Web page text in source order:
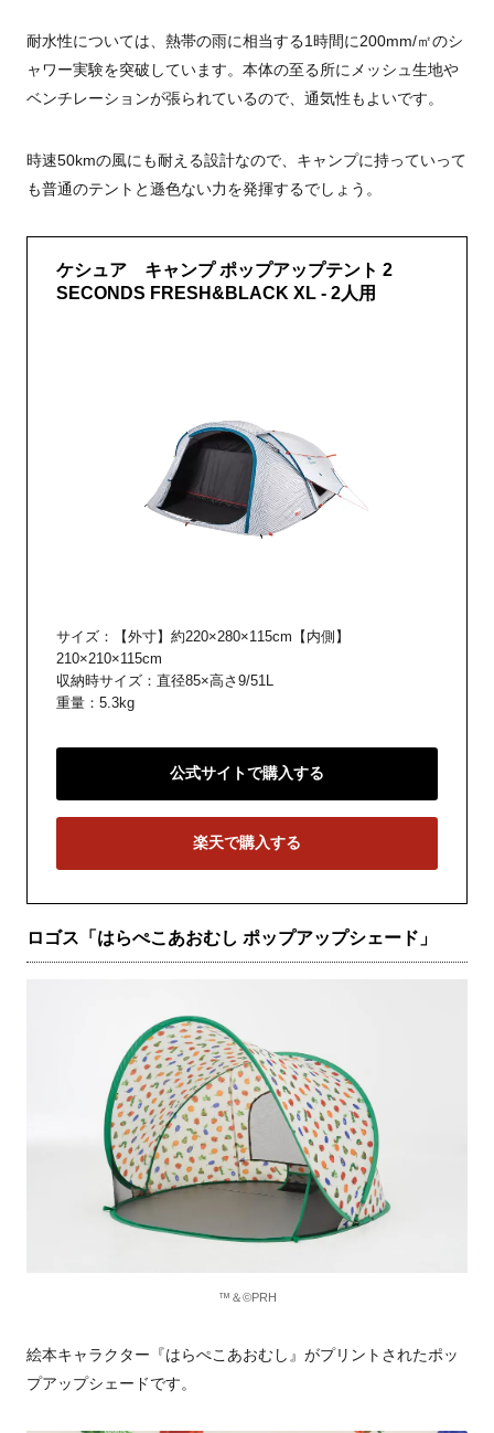
耐水性については、熱帯の雨に相当する1時間に200mm/㎡のシ
ャワー実験を突破しています。本体の至る所にメッシュ生地や
ベンチレーションが張られているので、通気性もよいです。
時速50kmの風にも耐える設計なので、キャンプに持っていって
も普通のテントと遜色ない力を発揮するでしょう。
ケシュア キャンプ ポップアップテント 2
SECONDS FRESH&BLACK XL - 2人用
サイズ：【外寸】約220×280×115cm【内側】
210×210×115cm
収納時サイズ：直径85×高さ9/51L
重量：5.3kg
公式サイトで購入する
楽天で購入する
ロゴス「はらぺこあおむし ポップアップシェード」
™＆©PRH
絵本キャラクター『はらぺこあおむし』がプリントされたポッ
プアップシェードです。